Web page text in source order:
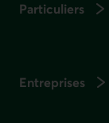
Particuliers
Entreprises